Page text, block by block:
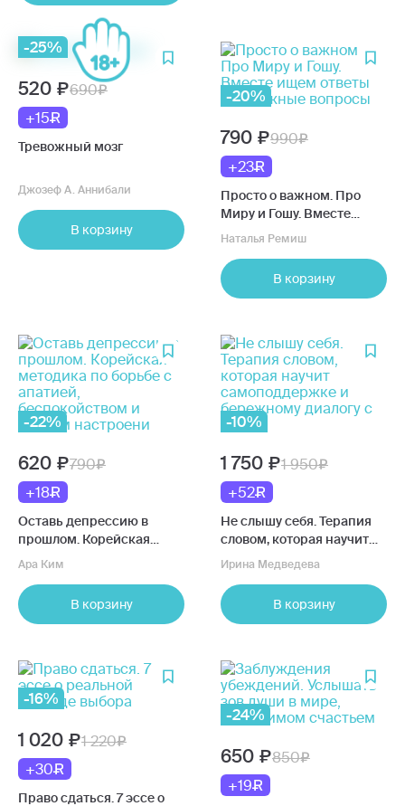
-25%
520
690
+15
Тревожный мозг
Джозеф А. Аннибали
В корзину
-20%
790
990
+23
Просто о важном. Про
Миру и Гошу. Вместе
ищем ответы на сложные
Наталья Ремиш
В корзину
-22%
620
790
+18
Оставь депрессию в
прошлом. Корейская
методика по борьбе с
плохим настроени
Ара Ким
В корзину
-10%
1 750
1 950
+52
Не слышу себя. Терапия
словом, которая научит
самоподдержке и
собой
Ирина Медведева
В корзину
-16%
1 020
1 220
+30
Право сдаться. 7 эссе о
-24%
650
850
+19